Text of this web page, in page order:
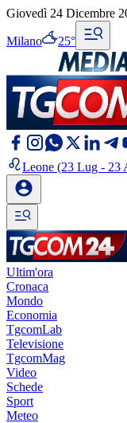
Giovedì 24 Dicembre
Milano 25°
Leone (23 Lug - 23
Ultim'ora
Cronaca
Mondo
Economia
TgcomLab
Televisione
TgcomMag
Video
Schede
Sport
Meteo